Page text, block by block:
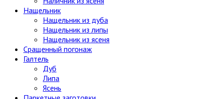
Нащельник
Нащельник из дуба
Нащельник из липы
Нащельник из ясеня
Сращенный погонаж
Галтель
Дуб
Липа
Ясень